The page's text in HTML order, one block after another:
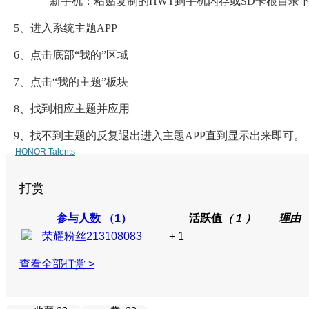
5、进入系统主题APP
6、点击底部“我的”区域
7、点击“我的主题”板块
8、找到相应主题并应用
9、找不到主题的反复退出进入主题APP直到显示出来即可。
HONOR Talents
打赏
参与人数 （1） 活跃值 （ 1 ）
理由
荣耀粉丝213108083
+ 1
查看全部打赏 >